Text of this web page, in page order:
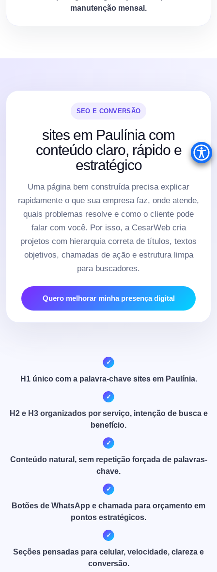
manutenção mensal.
SEO E CONVERSÃO
sites em Paulínia com
conteúdo claro, rápido e
estratégico
Uma página bem construída precisa explicar
rapidamente o que sua empresa faz, onde atende,
quais problemas resolve e como o cliente pode
falar com você. Por isso, a CesarWeb cria
projetos com hierarquia correta de títulos, textos
objetivos, chamadas de ação e estrutura limpa
para buscadores.
Quero melhorar minha presença digital
H1 único com a palavra-chave sites em Paulínia.
H2 e H3 organizados por serviço, intenção de busca e
benefício.
Conteúdo natural, sem repetição forçada de palavras-
chave.
Botões de WhatsApp e chamada para orçamento em
pontos estratégicos.
Seções pensadas para celular, velocidade, clareza e
conversão.